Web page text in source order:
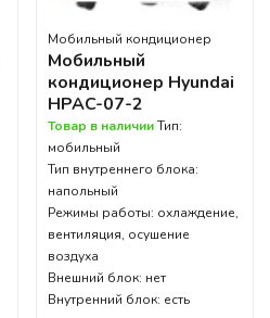
Мобильный кондиционер
Мобильный
кондиционер Hyundai
HPAC-07-2
Товар в наличииТип:
мобильный
Тип внутреннего блока:
напольный
Режимы работы: охлаждение,
вентиляция, осушение
воздуха
Внешний блок: нет
Внутренний блок: есть